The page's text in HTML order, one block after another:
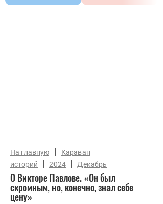
На главную |
Караван
историй
| 2024 | Декабрь
О Викторе Павлове. «Он был
скромным, но, конечно, знал себе
цену»